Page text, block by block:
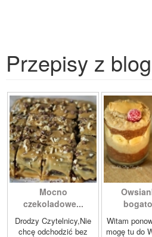
Przepisy z
Mocno
czekoladowe...
Drodzy Czytelnicy,Nie
chcę odchodzić bez
Witam
mogę tu do